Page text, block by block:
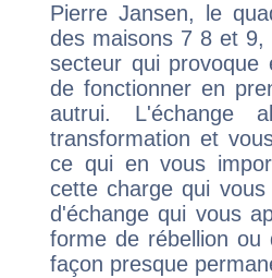
Pierre Jansen, le
des maisons 7 8 et
secteur qui provoque
de fonctionner en
autrui. L'échange
transformation et
ce qui en vous
cette charge qui
d'échange qui vous
forme de rébellion ou
façon presque